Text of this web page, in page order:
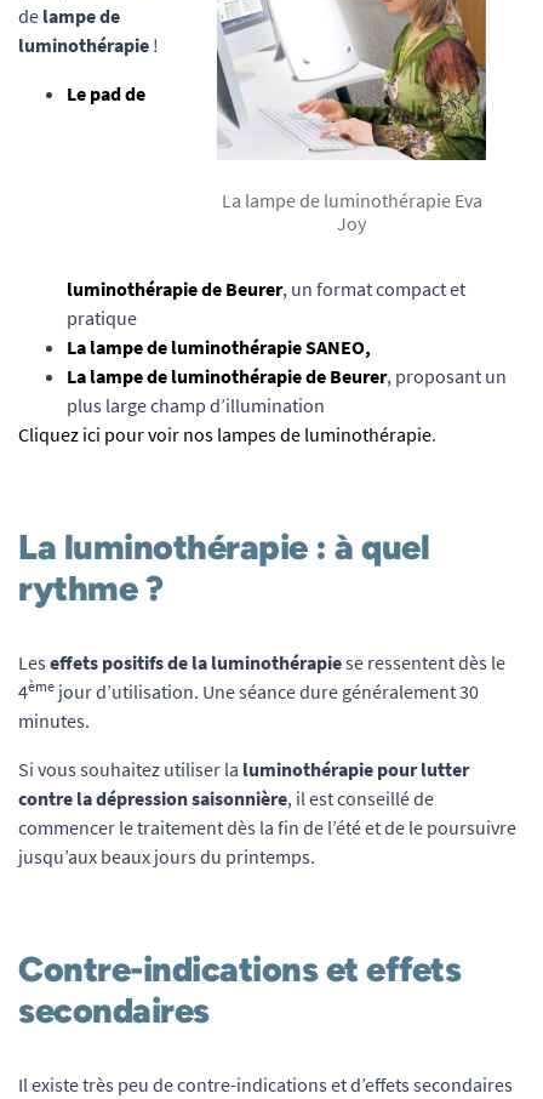
La lampe de luminothérapie Eva
Joy
de lampe de
luminothérapie !
Le pad de
luminothérapie de Beurer, un format compact et
pratique
La lampe de luminothérapie SANEO,
La lampe de luminothérapie de Beurer, proposant un
plus large champ d’illumination
Cliquez ici pour voir nos lampes de luminothérapie.
La luminothérapie : à quel
rythme ?
Les effets positifs de la luminothérapiese ressentent dès le
4ème jour d’utilisation. Une séance dure généralement 30
minutes.
Si vous souhaitez utiliser la luminothérapie pour lutter
contre la dépression saisonnière, il est conseillé de
commencer le traitement dès la fin de l’été et de le poursuivre
jusqu’aux beaux jours du printemps.
Contre-indications et effets
secondaires
Il existe très peu de contre-indications et d’effets secondaires